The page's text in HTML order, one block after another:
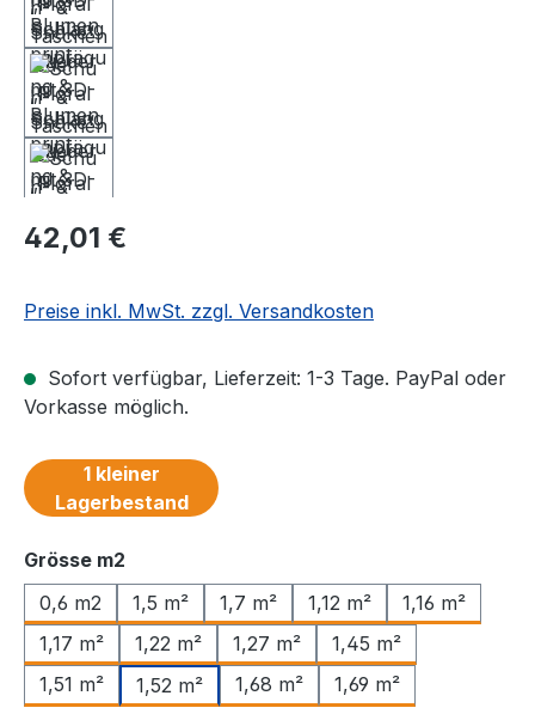
Regulärer Preis:
42,01 €
Preise inkl. MwSt. zzgl. Versandkosten
Sofort verfügbar, Lieferzeit: 1-3 Tage. PayPal oder
Vorkasse möglich.
1 kleiner
Lagerbestand
Grösse m2
0,6 m2
1,5 m² 1,7 m² 1,12 m²
1,16 m²
1,17 m²
1,22 m² 1,27 m²
1,45 m²
1,51 m²
1,52 m² 1,68 m² 1,69 m²